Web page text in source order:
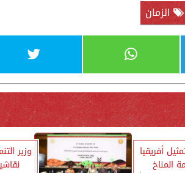
الزمان
أفريقيا
المناخ
وزير